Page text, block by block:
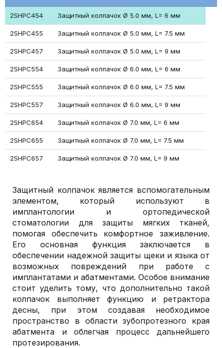
2SHPC454 Защитный колпачок Ø 5.0 мм, L= 6 мм
2SHPC455 Защитный колпачок Ø 5.0 мм, L= 7.5 мм
2SHPC457 Защитный колпачок Ø 5.0 мм, L= 9 мм
2SHPC554 Защитный колпачок Ø 6.0 мм, L= 6 мм
2SHPC555 Защитный колпачок Ø 6.0 мм, L= 7.5 мм
2SHPC557 Защитный колпачок Ø 6.0 мм, L= 9 мм
2SHPC654 Защитный колпачок Ø 7.0 мм, L= 6 мм
2SHPC655 Защитный колпачок Ø 7.0 мм, L= 7.5 мм
2SHPC657 Защитный колпачок Ø 7.0 мм, L= 9 мм
Защитный колпачок является вспомогательным
элементом, который используют в
имплантологии и ортопедической
стоматологии для защиты мягких тканей,
помогая обеспечить комфортное заживление.
Его основная функция заключается в
обеспечении надежной защиты щеки и языка от
возможных повреждений при работе с
имплантатами и абатментами. Особое внимание
стоит уделить тому, что дополнительно такой
колпачок выполняет функцию и ретрактора
десны, при этом создавая необходимое
пространство в области зубопротезного края
абатмента и облегчая процесс дальнейшего
протезирования.